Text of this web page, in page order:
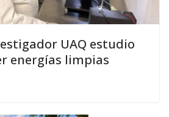
UAQ estudio
energías limpias